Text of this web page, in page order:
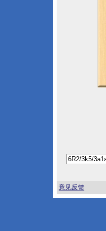
意见反馈